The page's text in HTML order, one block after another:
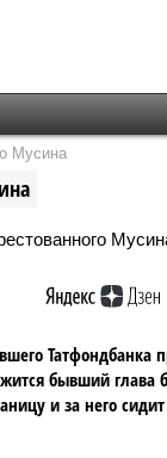
Мусина
Татфондбанка
бывший
и за него сидит